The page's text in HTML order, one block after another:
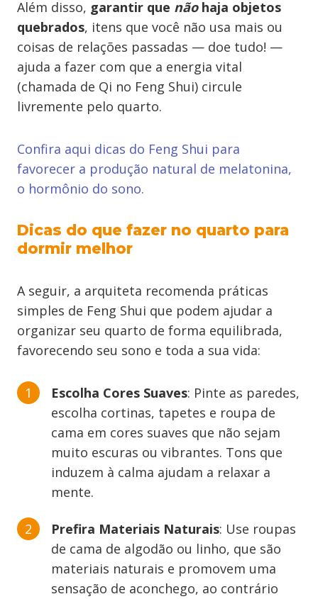
Além disso, garantir que nãohaja objetos
quebrados, itens que você não usa mais ou
coisas de relações passadas — doe tudo! —
ajuda a fazer com que a energia vital
(chamada de Qi no Feng Shui) circule
livremente pelo quarto.
Confira aqui dicas do Feng Shui para
favorecer a produção natural de melatonina,
o hormônio do sono.
Dicas do que fazer no quarto para
dormir melhor
A seguir, a arquiteta recomenda práticas
simples de Feng Shui que podem ajudar a
organizar seu quarto de forma equilibrada,
favorecendo seu sono e toda a sua vida:
Escolha Cores Suaves: Pinte as paredes,
escolha cortinas, tapetes e roupa de
cama em cores suaves que não sejam
muito escuras ou vibrantes. Tons que
induzem à calma ajudam a relaxar a
mente.
Prefira Materiais Naturais: Use roupas
de cama de algodão ou linho, que são
materiais naturais e promovem uma
sensação de aconchego, ao contrário